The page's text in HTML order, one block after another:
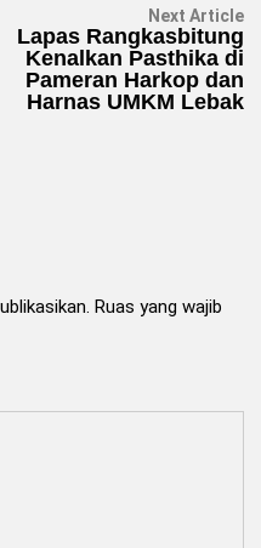
Next Article
Lapas Rangkasbitung
Kenalkan Pasthika di
Pameran Harkop dan
Harnas UMKM Lebak
Ruas yang wajib